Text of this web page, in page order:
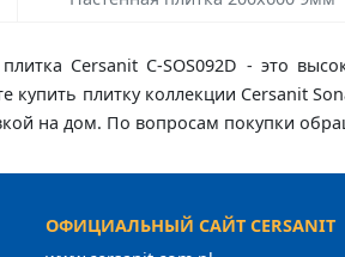
Cersanit C-SOS092D - это
плитку коллекции Cersanit
на дом. По вопросам покупки
ОФИЦИАЛЬНЫЙ САЙТ CERSANIT